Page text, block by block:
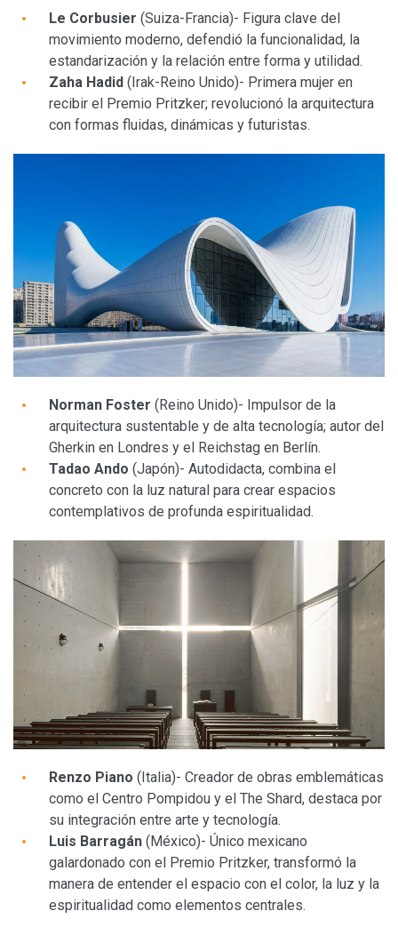
Le Corbusier (Suiza-Francia)- Figura clave del
movimiento moderno, defendió la funcionalidad, la
estandarización y la relación entre forma y utilidad.
Zaha Hadid (Irak-Reino Unido)- Primera mujer en
recibir el Premio Pritzker; revolucionó la arquitectura
con formas fluidas, dinámicas y futuristas.
Norman Foster (Reino Unido)- Impulsor de la
arquitectura sustentable y de alta tecnología; autor del
Gherkin en Londres y el Reichstag en Berlín.
Tadao Ando (Japón)- Autodidacta, combina el
concreto con la luz natural para crear espacios
contemplativos de profunda espiritualidad.
Renzo Piano (Italia)- Creador de obras emblemáticas
como el Centro Pompidou y el The Shard, destaca por
su integración entre arte y tecnología.
Luis Barragán (México)- Único mexicano
galardonado con el Premio Pritzker, transformó la
manera de entender el espacio con el color, la luz y la
espiritualidad como elementos centrales.